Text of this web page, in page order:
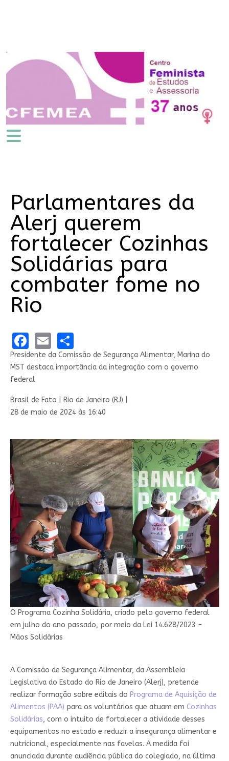
Parlamentares da
Alerj querem
fortalecer Cozinhas
Solidárias para
combater fome no
Rio
Facebook
EmailShare
Presidente da Comissão de Segurança Alimentar, Marina do
MST destaca importância da integração com o governo
federal
Brasil de Fato | Rio de Janeiro (RJ) |
28 de maio de 2024 às 16:40
O Programa Cozinha Solidária, criado pelo governo federal
em julho do ano passado, por meio da Lei 14.628/2023 -
Mãos Solidárias
A Comissão de Segurança Alimentar, da Assembleia
Legislativa do Estado do Rio de Janeiro (Alerj), pretende
realizar formação sobre editais do Programa de Aquisição de
Alimentos (PAA) para os voluntários que atuam em Cozinhas
Solidárias, com o intuito de fortalecer a atividade desses
equipamentos no estado e reduzir a insegurança alimentar e
nutricional, especialmente nas favelas. A medida foi
anunciada durante audiência pública do colegiado, na última